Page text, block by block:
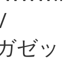
ゼッ